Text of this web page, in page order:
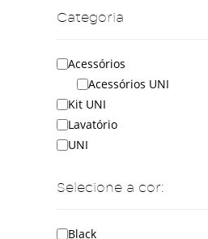
Categoria
Acessórios
Acessórios UNI
Kit UNI
Lavatório
UNI
Selecione a cor:
Black